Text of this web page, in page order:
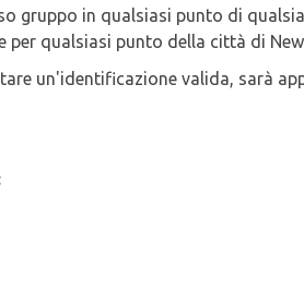
gruppo in qualsiasi punto di
per qualsiasi punto della città di
un'identificazione valida, sarà